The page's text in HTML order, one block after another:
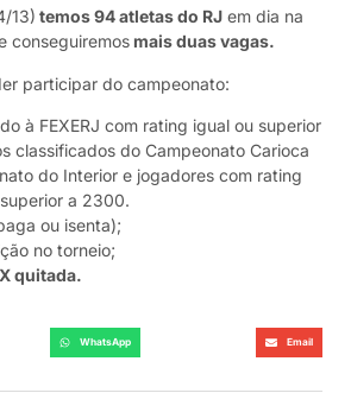
13) temos 94 atletas do RJ em dia na
conseguiremos mais duas vagas.
participar do campeonato:
à FEXERJ com rating igual ou superior
classificados do Campeonato Carioca
do Interior e jogadores com rating
a 2300.
ou isenta);
no torneio;
quitada.
WhatsApp Email